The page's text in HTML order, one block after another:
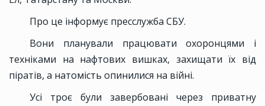
Про це інформує пресслужба СБУ.
Вони планували працювати охоронцями і
техніками на нафтових вишках, захищати їх від
піратів, а натомість опинилися на війні.
Усі троє були завербовані через приватну